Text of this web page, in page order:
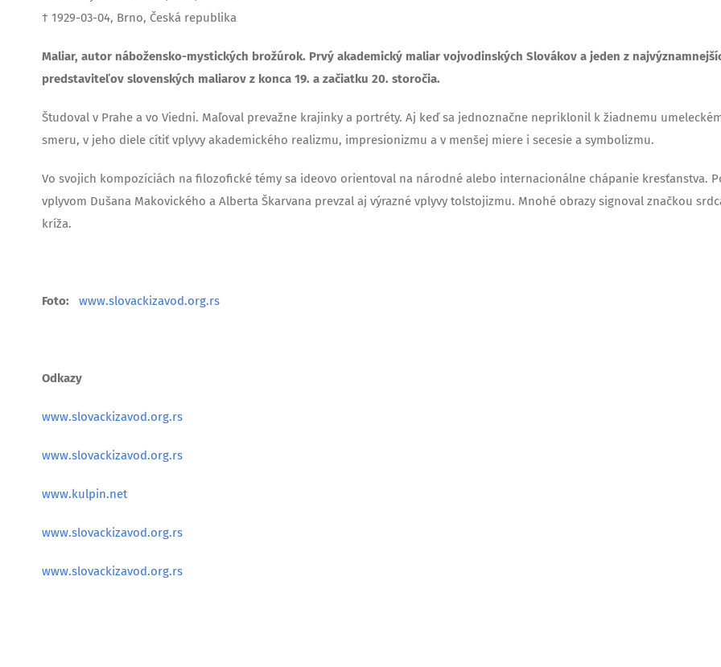
† 1929-03-04, Brno, Česká republika
Maliar, autor nábožensko-mystických brožúrok. Prvý akademický maliar vojvodinských Slovákov a jeden z
predstaviteľov slovenských maliarov z konca 19. a začiatku 20. storočia.
Študoval v Prahe a vo Viedni. Maľoval prevažne krajinky a portréty. Aj keď sa jednoznačne nepriklonil k žiadnemu
smeru, v jeho diele cítiť vplyvy akademického realizmu, impresionizmu a v menšej miere i secesie a symbolizmu.
Vo svojich kompozíciách na filozofické témy sa ideovo orientoval na národné alebo internacionálne chápanie kresťanstva.
vplyvom Dušana Makovického a Alberta Škarvana prevzal aj výrazné vplyvy tolstojizmu. Mnohé obrazy signoval značkou
kríža.
Foto: www.slovackizavod.org.rs
Odkazy
www.slovackizavod.org.rs
www.slovackizavod.org.rs
www.kulpin.net
www.slovackizavod.org.rs
www.slovackizavod.org.rs